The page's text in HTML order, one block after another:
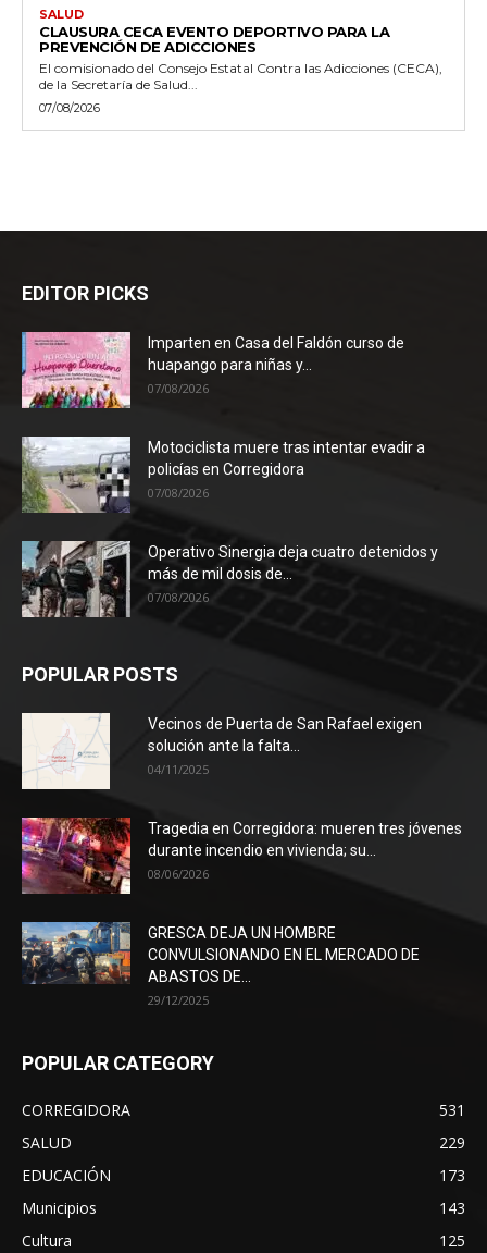
SALUD
CLAUSURA CECA EVENTO DEPORTIVO PARA LA
PREVENCIÓN DE ADICCIONES
El comisionado del Consejo Estatal Contra las Adicciones (CECA),
de la Secretaría de Salud...
07/08/2026
EDITOR PICKS
Imparten en Casa del Faldón curso de
huapango para niñas y...
07/08/2026
Motociclista muere tras intentar evadir a
policías en Corregidora
07/08/2026
Operativo Sinergia deja cuatro detenidos y
más de mil dosis de...
07/08/2026
POPULAR POSTS
Vecinos de Puerta de San Rafael exigen
solución ante la falta...
04/11/2025
Tragedia en Corregidora: mueren tres jóvenes
durante incendio en vivienda; su...
08/06/2026
GRESCA DEJA UN HOMBRE
CONVULSIONANDO EN EL MERCADO DE
ABASTOS DE...
29/12/2025
POPULAR CATEGORY
CORREGIDORA
531
SALUD
229
EDUCACIÓN
173
Municipios
143
Cultura
125